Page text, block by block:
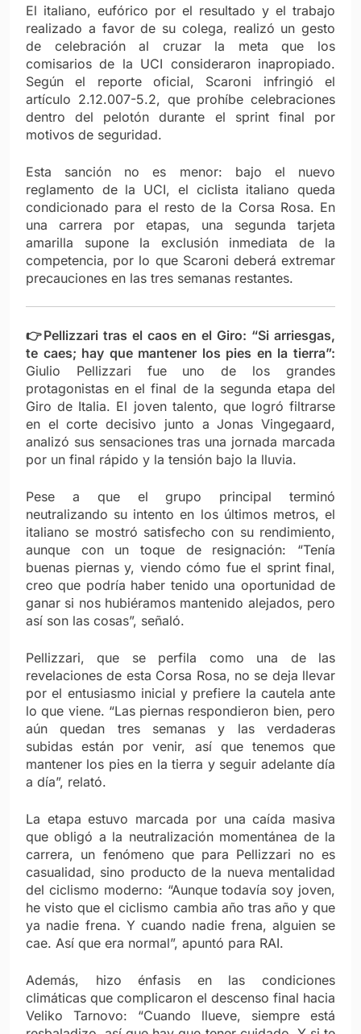
El italiano, eufórico por el resultado y el trabajo
realizado a favor de su colega, realizó un gesto
de celebración al cruzar la meta que los
comisarios de la UCI consideraron inapropiado.
Según el reporte oficial, Scaroni infringió el
artículo 2.12.007-5.2, que prohíbe celebraciones
dentro del pelotón durante el sprint final por
motivos de seguridad.
Esta sanción no es menor: bajo el nuevo
reglamento de la UCI, el ciclista italiano queda
condicionado para el resto de la Corsa Rosa. En
una carrera por etapas, una segunda tarjeta
amarilla supone la exclusión inmediata de la
competencia, por lo que Scaroni deberá extremar
precauciones en las tres semanas restantes.
👉Pellizzari tras el caos en el Giro: “Si arriesgas,
te caes; hay que mantener los pies en la tierra”:
Giulio Pellizzari fue uno de los grandes
protagonistas en el final de la segunda etapa del
Giro de Italia. El joven talento, que logró filtrarse
en el corte decisivo junto a Jonas Vingegaard,
analizó sus sensaciones tras una jornada marcada
por un final rápido y la tensión bajo la lluvia.
Pese a que el grupo principal terminó
neutralizando su intento en los últimos metros, el
italiano se mostró satisfecho con su rendimiento,
aunque con un toque de resignación: “Tenía
buenas piernas y, viendo cómo fue el sprint final,
creo que podría haber tenido una oportunidad de
ganar si nos hubiéramos mantenido alejados, pero
así son las cosas”, señaló.
Pellizzari, que se perfila como una de las
revelaciones de esta Corsa Rosa, no se deja llevar
por el entusiasmo inicial y prefiere la cautela ante
lo que viene. “Las piernas respondieron bien, pero
aún quedan tres semanas y las verdaderas
subidas están por venir, así que tenemos que
mantener los pies en la tierra y seguir adelante día
a día”, relató.
La etapa estuvo marcada por una caída masiva
que obligó a la neutralización momentánea de la
carrera, un fenómeno que para Pellizzari no es
casualidad, sino producto de la nueva mentalidad
del ciclismo moderno: “Aunque todavía soy joven,
he visto que el ciclismo cambia año tras año y que
ya nadie frena. Y cuando nadie frena, alguien se
cae. Así que era normal”, apuntó para RAI.
Además, hizo énfasis en las condiciones
climáticas que complicaron el descenso final hacia
Veliko Tarnovo: “Cuando llueve, siempre está